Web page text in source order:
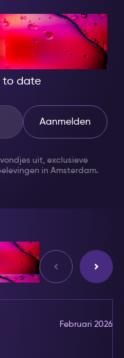
to date
Aanmelden
uit, exclusieve
in Amsterdam.
Februari 2026